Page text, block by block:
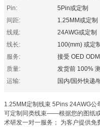
Pin:
5Pin或定制
间距:
1.25MM或定制
线规:
24AWG或定制
线长:
100(mm) 或定
服务:
接受 OED ODM
质量:
发货前 100%
运输:
国内/国外快递/
1.25MM定制线束 5Pins 24AWG公
可定制同类线束——根据您的图纸
术研发一对一服务； 为客户提供免